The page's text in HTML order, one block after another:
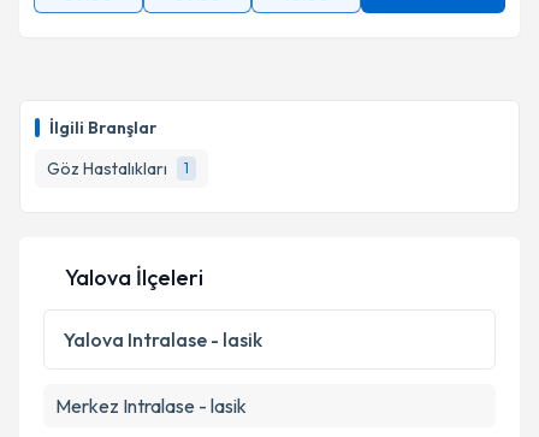
İlgili Branşlar
Göz Hastalıkları
1
Yalova İlçeleri
Yalova Intralase - lasik
Merkez Intralase - lasik